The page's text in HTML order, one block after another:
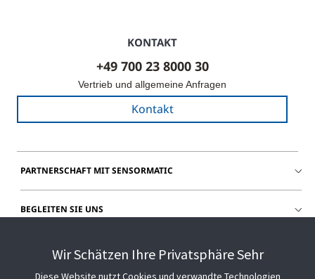
KONTAKT
+49 700 23 8000 30
Vertrieb und allgemeine Anfragen
Kontakt
PARTNERSCHAFT MIT SENSORMATIC
BEGLEITEN SIE UNS
Wir Schätzen Ihre Privatsphäre Sehr
Diese Website nutzt Cookies und verwandte Technologien